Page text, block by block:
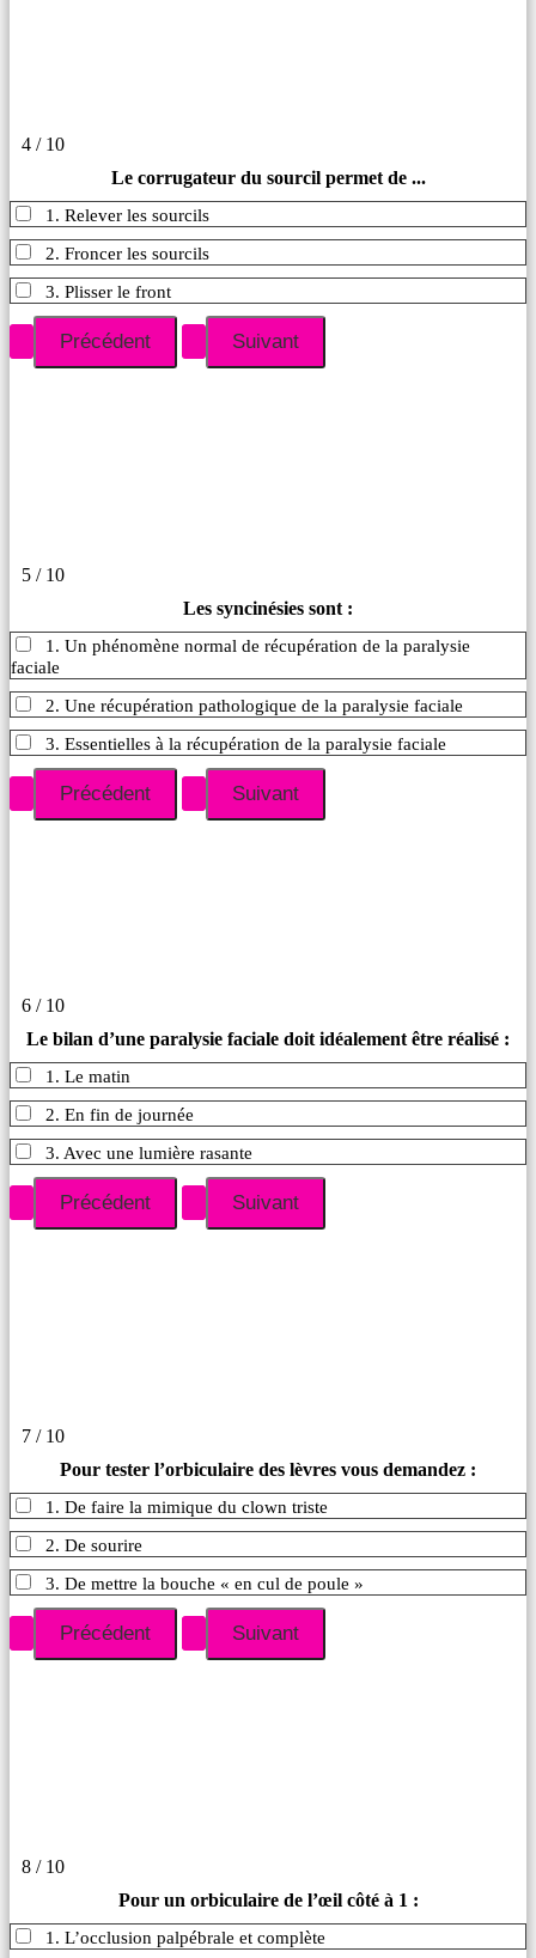
4 / 10
Le corrugateur du sourcil permet de ...
1. Relever les sourcils
2. Froncer les sourcils
3. Plisser le front
5 / 10
Les syncinésies sont :
1. Un phénomène normal de récupération de la paralysie
faciale
2. Une récupération pathologique de la paralysie faciale
3. Essentielles à la récupération de la paralysie faciale
6 / 10
Le bilan d’une paralysie faciale doit idéalement être réalisé :
1. Le matin
2. En fin de journée
3. Avec une lumière rasante
7 / 10
Pour tester l’orbiculaire des lèvres vous demandez :
1. De faire la mimique du clown triste
2. De sourire
3. De mettre la bouche « en cul de poule »
8 / 10
Pour un orbiculaire de l’œil côté à 1 :
1. L’occlusion palpébrale et complète